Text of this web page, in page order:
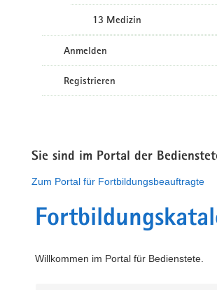
13 Medizin
Anmelden
Registrieren
Sie sind im Portal der
Zum Portal für Fortbildungsbeauftragte
Willkommen im Portal für Bedienstete.